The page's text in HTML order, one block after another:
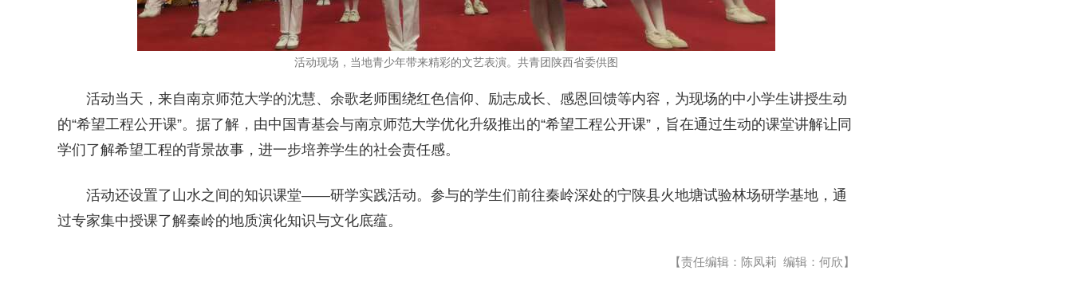
活动现场，当地青少年带来精彩的文艺表演。共青团陕西省委供图
活动当天，来自南京师范大学的沈慧、余歌老师围绕红色信仰、励志成长、感恩回馈等内容，为现场的中小学生讲授生动
的“希望工程公开课”。据了解，由中国青基会与南京师范大学优化升级推出的“希望工程公开课”，旨在通过生动的课堂讲解让同
学们了解希望工程的背景故事，进一步培养学生的社会责任感。
活动还设置了山水之间的知识课堂——研学实践活动。参与的学生们前往秦岭深处的宁陕县火地塘试验林场研学基地，通
过专家集中授课了解秦岭的地质演化知识与文化底蕴。
【责任编辑：陈凤莉 编辑：何欣】